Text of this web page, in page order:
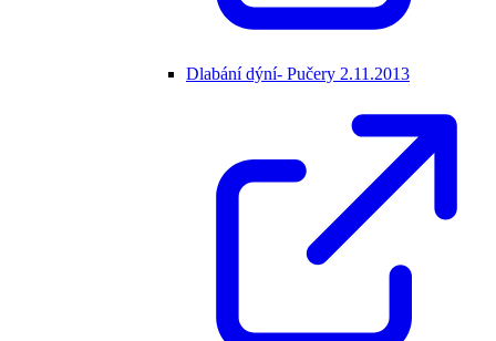
Dlabání dýní- Pučery 2.11.2013